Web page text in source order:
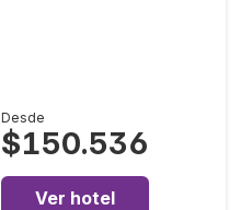
Desde
$150.536
Ver hotel